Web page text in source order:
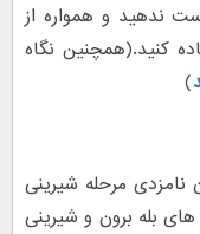
ندهید و همواره از
کنید.(همچنین نگاه
)
نامزدی مرحله شیرینی
بله برون و شیرینی